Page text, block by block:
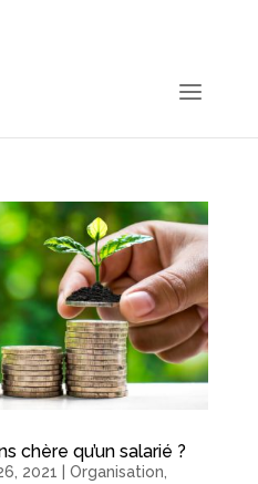
chère qu’un salarié ?
2021 Organisation